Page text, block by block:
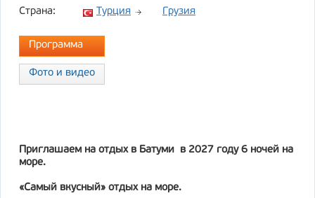
Страна: Турция Грузия
Программа
Фото и видео
Приглашаем на отдых в Батуми в 2027 году 6 ночей на
море.
«Самый вкусный» отдых на море.